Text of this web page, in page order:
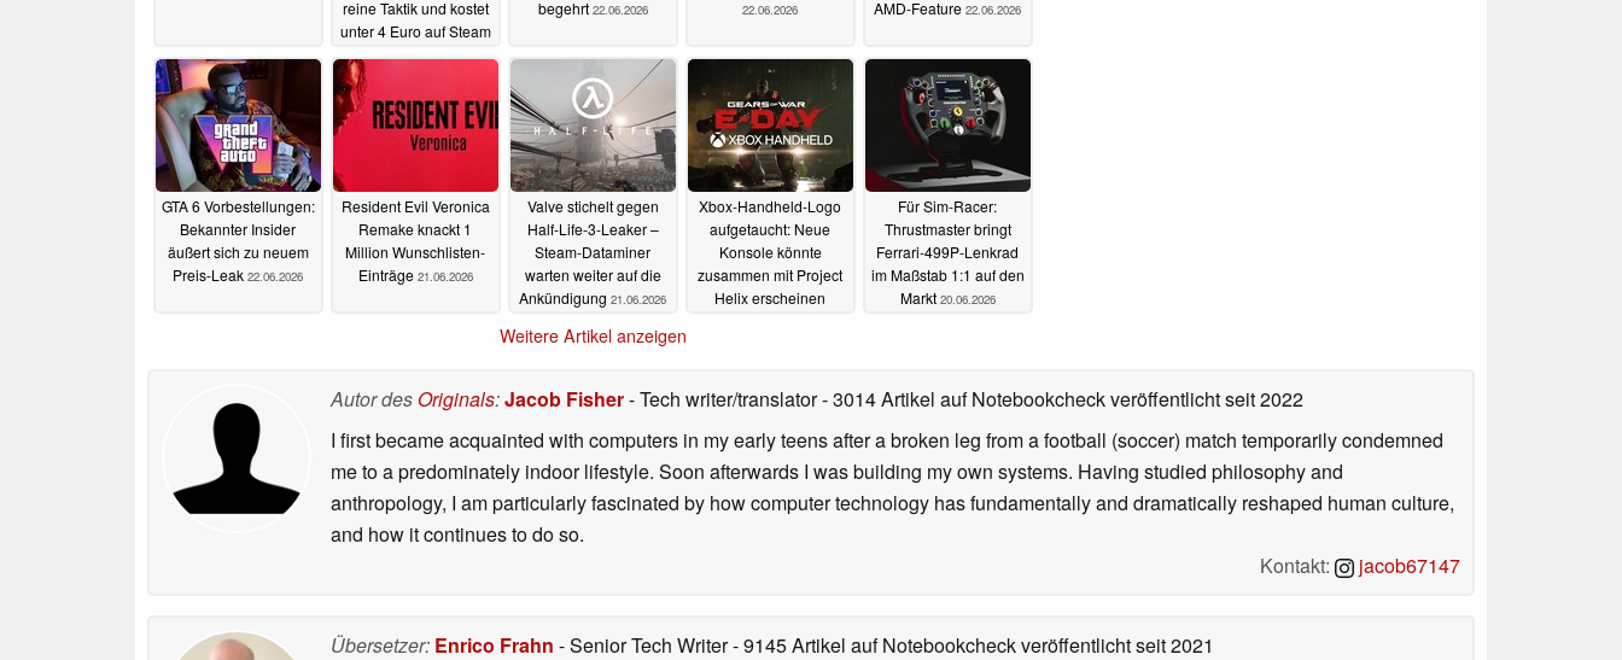
reine Taktik und kostet
unter 4 Euro auf Steam
22.06.2026
begehrt 22.06.2026 22.06.2026
AMD-Feature 22.06.2026
GTA 6 Vorbestellungen:
Bekannter Insider
äußert sich zu neuem
Preis-Leak 22.06.2026
Resident Evil Veronica
Remake knackt 1
Million Wunschlisten-
Einträge 21.06.2026
Valve stichelt gegen
Half-Life-3-Leaker –
Steam-Dataminer
warten weiter auf die
Ankündigung 21.06.2026
Xbox-Handheld-Logo
aufgetaucht: Neue
Konsole könnte
zusammen mit Project
Helix erscheinen
Für Sim-Racer:
Thrustmaster bringt
Ferrari-499P-Lenkrad
im Maßstab 1:1 auf den
Markt 20.06.2026
Weitere Artikel anzeigen
Autor des Originals:Jacob Fisher- Tech writer/translator- 3014 Artikel auf Notebookcheck veröffentlichtseit 2022
I first became acquainted with computers in my early teens after a broken leg from a football (soccer) match temporarily condemned
me to a predominately indoor lifestyle. Soon afterwards I was building my own systems. Having studied philosophy and
anthropology, I am particularly fascinated by how computer technology has fundamentally and dramatically reshaped human culture,
and how it continues to do so.
Kontakt:
jacob67147
Übersetzer: Enrico Frahn - Senior Tech Writer- 9145 Artikel auf Notebookcheck veröffentlichtseit 2021